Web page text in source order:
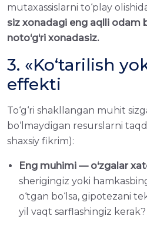
mutaxassislarni to‘play
siz xonadagi eng aqlli odam
noto‘g‘ri xonadasiz.
3. «Ko‘tarilish
effekti
To‘g‘ri shakllangan muhit
bo‘lmaydigan resurslarni
shaxsiy fikrim):
Eng muhimi — o‘zgalar
sherigingiz yoki
o‘tgan bo‘lsа, gipotezani
yil vaqt sarflashingiz kerak?